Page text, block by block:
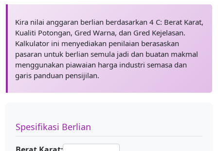
Kira nilai anggaran berlian berdasarkan 4 C: Berat Karat,
Kualiti Potongan, Gred Warna, dan Gred Kejelasan.
Kalkulator ini menyediakan penilaian berasaskan
pasaran untuk berlian semula jadi dan buatan makmal
menggunakan piawaian harga industri semasa dan
garis panduan pensijilan.
Spesifikasi Berlian